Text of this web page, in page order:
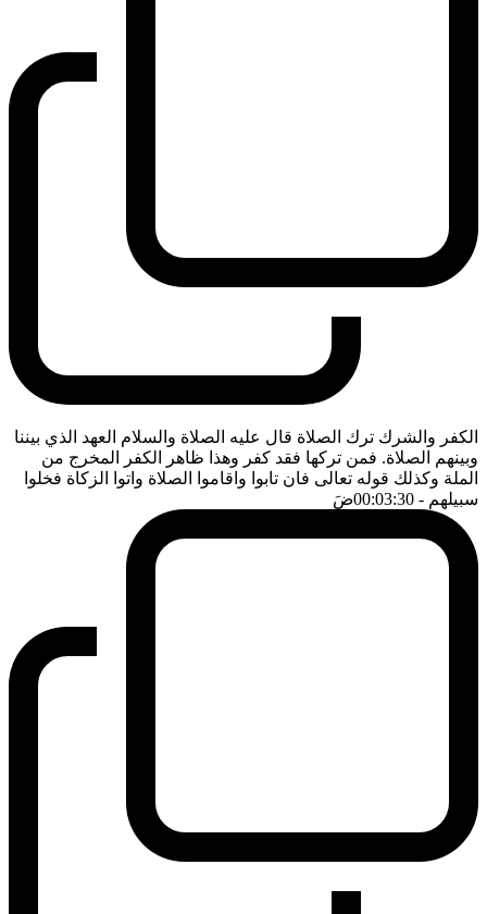
الكفر والشرك ترك الصلاة قال عليه الصلاة والسلام العهد الذي بيننا
وبينهم الصلاة. فمن تركها فقد كفر وهذا ظاهر الكفر المخرج من
الملة وكذلك قوله تعالى فان تابوا واقاموا الصلاة واتوا الزكاة فخلوا
سبيلهم - 00:03:30 ضَ